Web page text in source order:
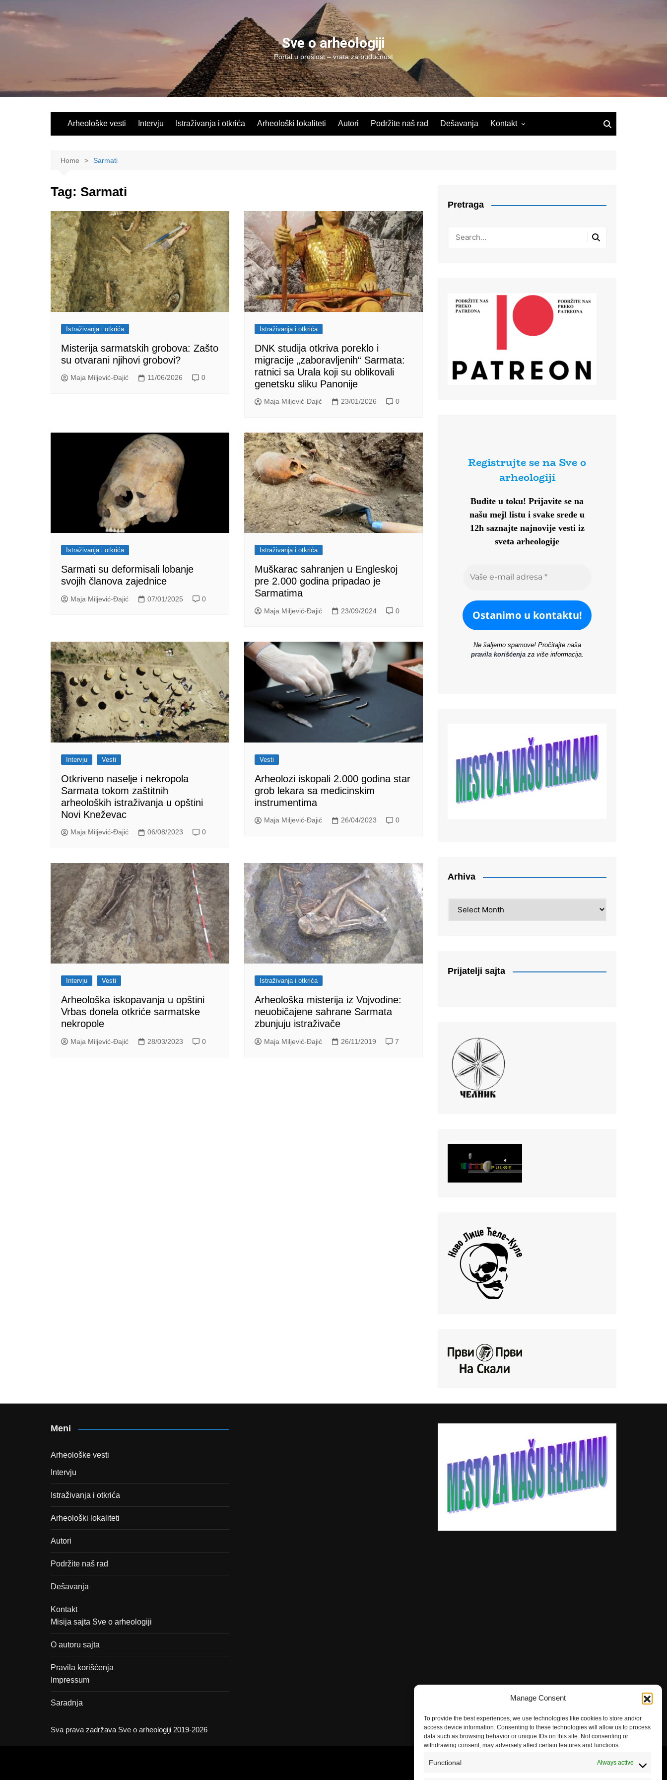
Manage Consent
To provide the best experiences, we use technologies like cookies to store and/or
access device information. Consenting to these technologies will allow us to process
data such as browsing behavior or unique IDs on this site. Not consenting or
withdrawing consent, may adversely affect certain features and functions.
Functional Always active
Sve o arheologiji
Portal u prošlost – vrata za budućnost
Arheološke vesti Intervju Istraživanja i otkrića Arheološki lokaliteti Autori Podržite naš rad Dešavanja Kontakt
Home Sarmati
Tag: Sarmati
Istraživanja i otkrića
Misterija sarmatskih grobova: Zašto
su otvarani njihovi grobovi?
Maja Miljević-Đajić 11/06/2026 0
Istraživanja i otkrića
DNK studija otkriva poreklo i
migracije „zaboravljenih“ Sarmata:
ratnici sa Urala koji su oblikovali
genetsku sliku Panonije
Maja Miljević-Đajić 23/01/2026 0
Istraživanja i otkrića
Sarmati su deformisali lobanje
svojih članova zajednice
Maja Miljević-Đajić 07/01/2025 0
Istraživanja i otkrića
Muškarac sahranjen u Engleskoj
pre 2.000 godina pripadao je
Sarmatima
Maja Miljević-Đajić 23/09/2024 0
Intervju Vesti
Otkrivenо naselje i nekropola
Sarmata tokom zaštitnih
arheoloških istraživanja u opštini
Novi Kneževac
Maja Miljević-Đajić 06/08/2023 0
Vesti
Arheolozi iskopali 2.000 godina star
grob lekara sa medicinskim
instrumentima
Maja Miljević-Đajić 26/04/2023 0
Intervju Vesti
Arheološka iskopavanja u opštini
Vrbas donela otkriće sarmatske
nekropole
Maja Miljević-Đajić 28/03/2023 0
Istraživanja i otkrića
Arheološka misterija iz Vojvodine:
neuobičajene sahrane Sarmata
zbunjuju istraživače
Maja Miljević-Đajić 26/11/2019 7
Pretraga
Registrujte se na Sve o
arheologiji
Budite u toku! Prijavite se na
našu mejl listu i svake srede u
12h saznajte najnovije vesti iz
sveta arheologije
Ne šaljemo spamove! Pročitajte naša
pravila korišćenjaza više informacija.
Arhiva
Prijatelji sajta
Meni
Arheološke vesti
Intervju
Istraživanja i otkrića
Arheološki lokaliteti
Autori
Podržite naš rad
Dešavanja
Kontakt
Misija sajta Sve o arheologiji
O autoru sajta
Pravila korišćenja
Impressum
Saradnja
Sva prava zadržava Sve o arheologiji 2019-2026